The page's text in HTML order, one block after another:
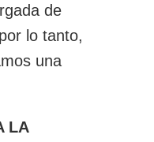
de
lo tanto,
una
LA